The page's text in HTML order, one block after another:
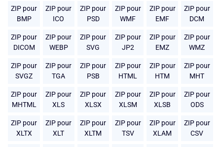
ZIP pour
BMP
ZIP pour
ICO
ZIP pour
PSD
ZIP pour
WMF
ZIP pour
EMF
ZIP pour
DCM
ZIP pour
DICOM
ZIP pour
WEBP
ZIP pour
SVG
ZIP pour
JP2
ZIP pour
EMZ
ZIP pour
WMZ
ZIP pour
SVGZ
ZIP pour
TGA
ZIP pour
PSB
ZIP pour
HTML
ZIP pour
HTM
ZIP pour
MHT
ZIP pour
MHTML
ZIP pour
XLS
ZIP pour
XLSX
ZIP pour
XLSM
ZIP pour
XLSB
ZIP pour
ODS
ZIP pour
XLTX
ZIP pour
XLT
ZIP pour
XLTM
ZIP pour
TSV
ZIP pour
XLAM
ZIP pour
CSV